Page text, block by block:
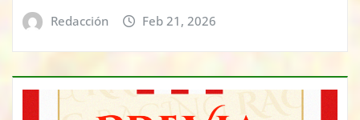
Redacción Feb 21, 2026